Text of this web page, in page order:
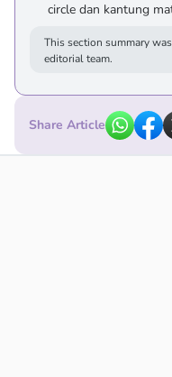
circle dan kantung
This section summary
editorial team.
Share Article